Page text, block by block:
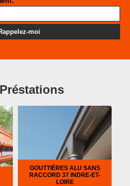
GOUTTIÈRES ALU SANS
RACCORD 37 INDRE-ET-
LOIRE